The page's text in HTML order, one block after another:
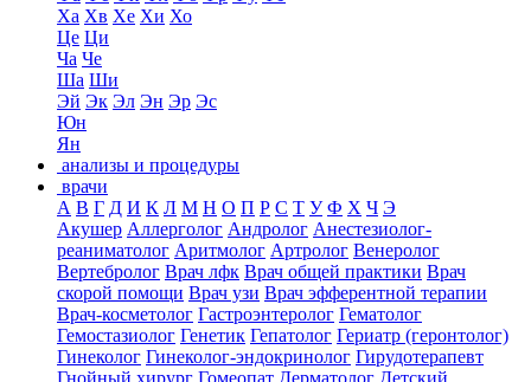
Ха Хв Хе Хи Хо
Це Ци
Ча Че
Ша Ши
Эй Эк Эл Эн Эр Эс
Юн
Ян
анализы и процедуры
врачи
А В Г Д И К Л М Н О П Р С Т У Ф Х Ч Э
Акушер Аллерголог Андролог Анестезиолог-
реаниматолог Аритмолог Артролог Венеролог
Вертебролог Врач лфк Врач общей практики Врач
скорой помощи Врач узи Врач эфферентной терапии
Врач-косметолог Гастроэнтеролог Гематолог
Гемостазиолог Генетик Гепатолог Гериатр (геронтолог)
Гинеколог Гинеколог-эндокринолог Гирудотерапевт
Гнойный хирург Гомеопат Дерматолог Детский